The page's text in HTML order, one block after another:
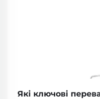
Які ключові